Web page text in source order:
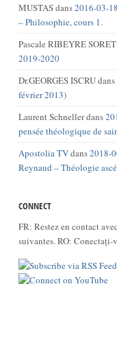
MUSTASdans2016-03-
– Philosophie, cours 1.
Pascale RIBEYRE SORET
2019-2020
Dr.GEORGES ISCRUdans
février 2013)
Laurent Schnellerdans
pensée théologique de
Apostolia TVdans2018-
Reynaud – Théologie
CONNECT
FR: Restez en contact
suivantes. RO: